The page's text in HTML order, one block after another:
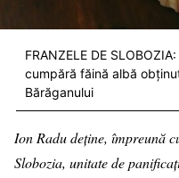
FRANZELE DE
cumpără făină albă
Bărăganului
Ion Radu deține, împreună
Slobozia, unitate de